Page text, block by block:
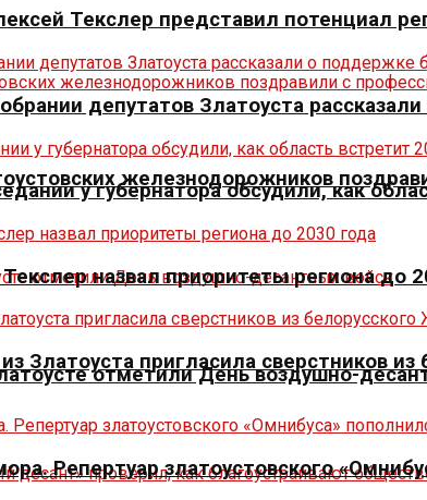
железнодорожников
отметили День воздушно-
Текслер представил потенциал
депутатов Златоуста
у губернатора обсудили, как
назвал приоритеты региона до
пригласила сверстников из
Репертуар златоустовского